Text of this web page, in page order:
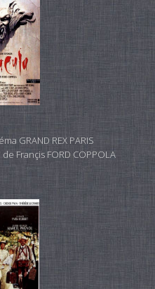
GRAND REX PARIS
Françis FORD COPPOLA